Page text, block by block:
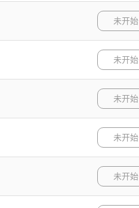
未开始
未开始
未开始
未开始
未开始